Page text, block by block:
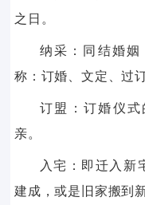
之日。
纳采：同结婚姻
称：订婚、文定、过
订盟：订婚仪
亲。
入宅：即迁入新
建成，或是旧家搬到